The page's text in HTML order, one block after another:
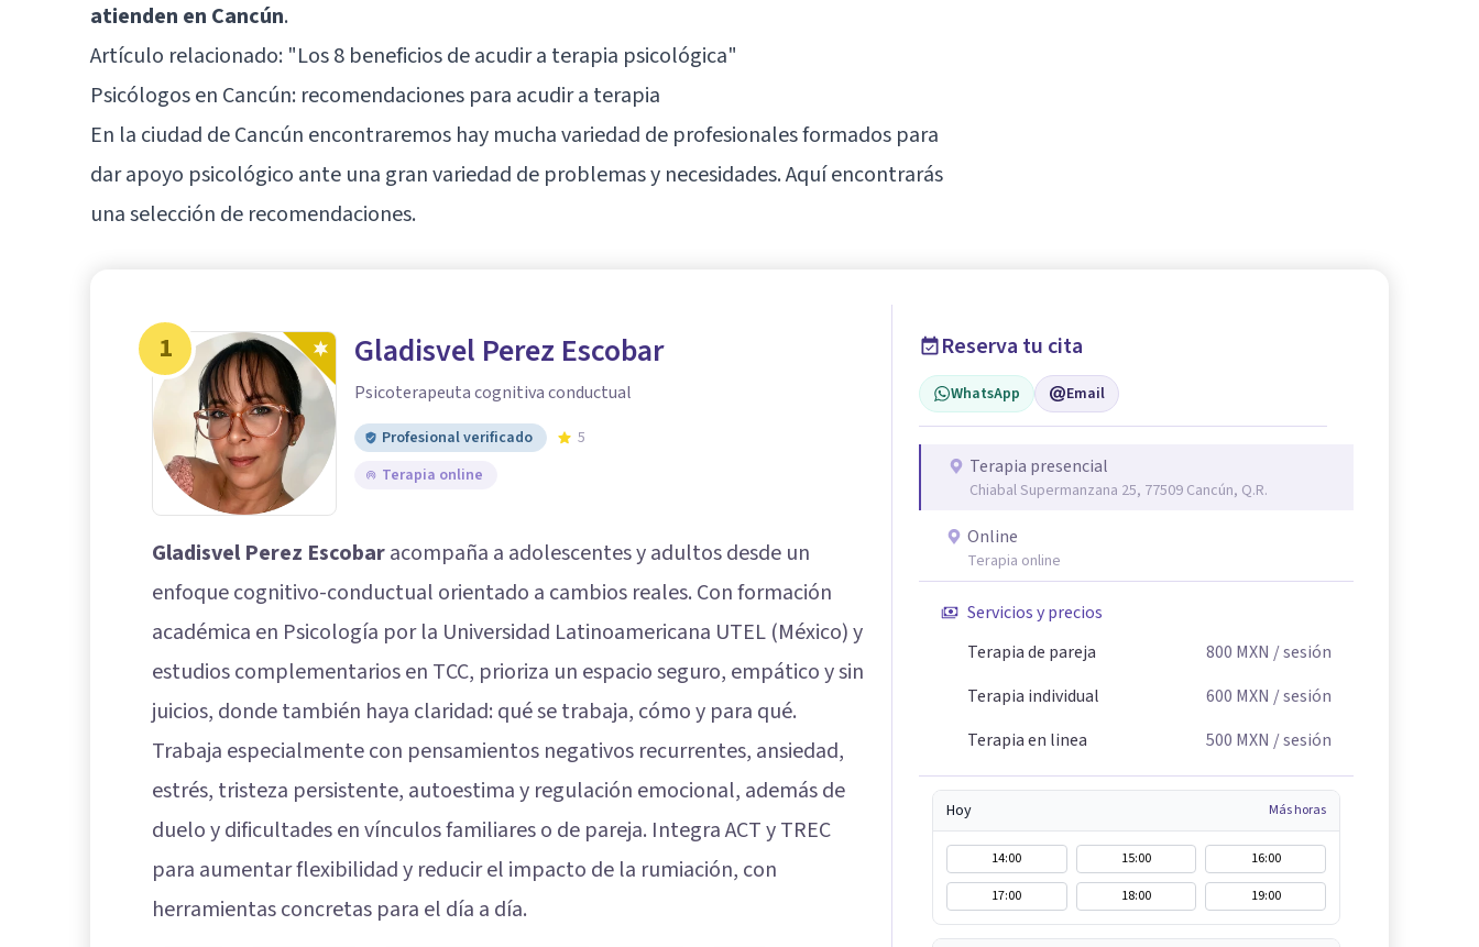
atienden en Cancún.
Artículo relacionado: "Los 8 beneficios de acudir a terapia psicológica"
Psicólogos en Cancún: recomendaciones para acudir a terapia
En la ciudad de Cancún encontraremos hay mucha variedad de profesionales formados para
dar apoyo psicológico ante una gran variedad de problemas y necesidades. Aquí encontrarás
una selección de recomendaciones.
1 Gladisvel Perez Escobar
Psicoterapeuta cognitiva conductual
Profesional verificado
5
Terapia online
Gladisvel Perez Escobaracompaña a adolescentes y adultos desde un
enfoque cognitivo-conductual orientado a cambios reales. Con formación
académica en Psicología por la Universidad Latinoamericana UTEL (México) y
estudios complementarios en TCC, prioriza un espacio seguro, empático y sin
juicios, donde también haya claridad: qué se trabaja, cómo y para qué.
Trabaja especialmente con pensamientos negativos recurrentes, ansiedad,
estrés, tristeza persistente, autoestima y regulación emocional, además de
duelo y dificultades en vínculos familiares o de pareja. Integra ACT y TREC
para aumentar flexibilidad y reducir el impacto de la rumiación, con
herramientas concretas para el día a día.
Reserva tu cita
WhatsApp Email
Terapia presencial
Chiabal Supermanzana 25, 77509 Cancún, Q.R.
Online
Terapia online
Servicios y precios
Terapia de pareja
800 MXN / sesión
Terapia individual
600 MXN / sesión
Terapia en linea
500 MXN / sesión
Hoy Más horas
14:00 15:00
16:00
17:00
18:00 19:00